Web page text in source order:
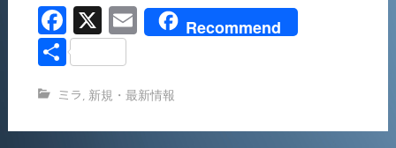
F
a
e
b
X
E
l
Recommend
共
ミラ 新規・最新情報